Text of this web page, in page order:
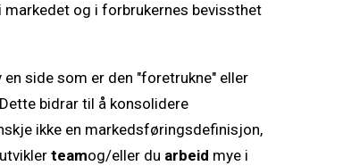
og i forbrukernes bevissthet
side som er den "foretrukne" eller
bidrar til å konsolidere
ikke en markedsføringsdefinisjon,
teamog/eller du arbeid mye i